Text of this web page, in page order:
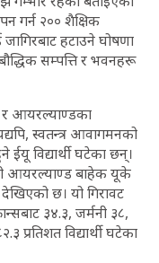
गर्न २०० शैक्षिक
हटाउने घोषणा
सम्पत्ति र भवनहरू
र आयरल्याण्डका
स्वतन्त्र आवागमनको
ईयू विद्यार्थी घटेका छन्।
आयरल्याण्ड बाहेक यूके
देखिएको छ। यो गिरावट
३४.३, जर्मनी ३८,
प्रतिशत विद्यार्थी घटेका